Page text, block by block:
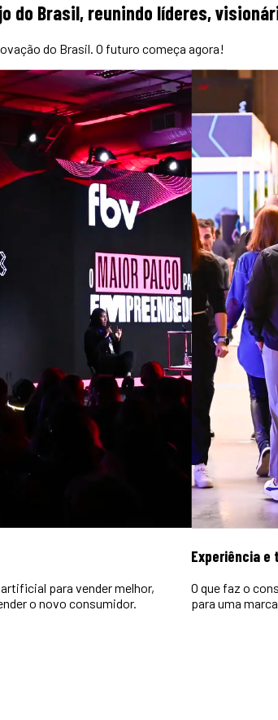
do Brasil, reunindo líderes,
do Brasil. O futuro começa agora!
para vender melhor,
o novo consumidor.
Experiência
O que faz o
para uma